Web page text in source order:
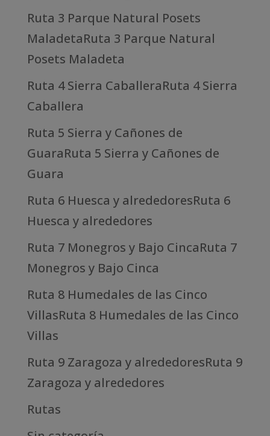
Ruta 3 Parque Natural Posets
MaladetaRuta 3 Parque Natural
Posets Maladeta
Ruta 4 Sierra CaballeraRuta 4 Sierra
Caballera
Ruta 5 Sierra y Cañones de
GuaraRuta 5 Sierra y Cañones de
Guara
Ruta 6 Huesca y alrededoresRuta 6
Huesca y alrededores
Ruta 7 Monegros y Bajo CincaRuta 7
Monegros y Bajo Cinca
Ruta 8 Humedales de las Cinco
VillasRuta 8 Humedales de las Cinco
Villas
Ruta 9 Zaragoza y alrededoresRuta 9
Zaragoza y alrededores
Rutas